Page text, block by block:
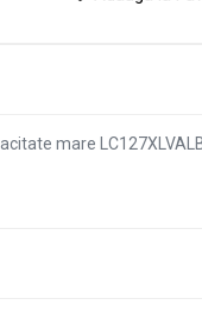
mare